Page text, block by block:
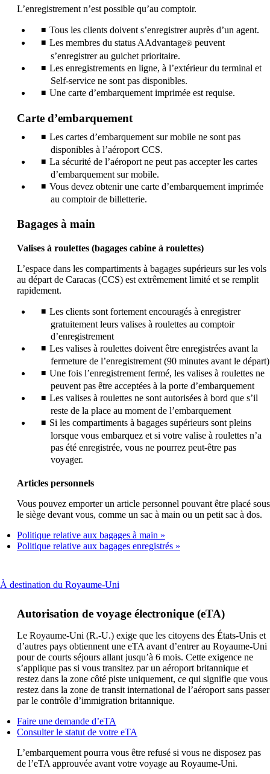
L’enregistrement n’est possible qu’au comptoir.
Tous les clients doivent s’enregistrer auprès d’un agent.
Les membres du status AAdvantage® peuvent
s’enregistrer au guichet prioritaire.
Les enregistrements en ligne, à l’extérieur du terminal et
Self-service ne sont pas disponibles.
Une carte d’embarquement imprimée est requise.
Carte d’embarquement
Les cartes d’embarquement sur mobile ne sont pas
disponibles à l’aéroport CCS.
La sécurité de l’aéroport ne peut pas accepter les cartes
d’embarquement sur mobile.
Vous devez obtenir une carte d’embarquement imprimée
au comptoir de billetterie.
Bagages à main
Valises à roulettes (bagages cabine à roulettes)
L’espace dans les compartiments à bagages supérieurs sur les vols
au départ de Caracas (CCS) est extrêmement limité et se remplit
rapidement.
Les clients sont fortement encouragés à enregistrer
gratuitement leurs valises à roulettes au comptoir
d’enregistrement
Les valises à roulettes doivent être enregistrées avant la
fermeture de l’enregistrement (90 minutes avant le départ)
Une fois l’enregistrement fermé, les valises à roulettes ne
peuvent pas être acceptées à la porte d’embarquement
Les valises à roulettes ne sont autorisées à bord que s’il
reste de la place au moment de l’embarquement
Si les compartiments à bagages supérieurs sont pleins
lorsque vous embarquez et si votre valise à roulettes n’a
pas été enregistrée, vous ne pourrez peut-être pas
voyager.
Articles personnels
Vous pouvez emporter un article personnel pouvant être placé sous
le siège devant vous, comme un sac à main ou un petit sac à dos.
Politique relative aux bagages à main
Politique relative aux bagages enregistrés
À destination du Royaume-Uni
be
Autorisation de voyage électronique (eTA)
Le Royaume-Uni (R.-U.) exige que les citoyens des États-Unis et
d’autres pays obtiennent une eTA avant d’entrer au Royaume-Uni
pour de courts séjours allant jusqu’à 6 mois. Cette exigence ne
s’applique pas si vous transitez par un aéroport britannique et
restez dans la zone côté piste uniquement, ce qui signifie que vous
restez dans la zone de transit international de l’aéroport sans passer
par le contrôle d’immigration britannique.
Faire une demande d’eTA
un
site
dans
Consulter le statut de votre eTA
autre
site
L’embarquement pourra vous être refusé si vous ne disposez pas
de l’eTA approuvée avant votre voyage au Royaume-Uni.